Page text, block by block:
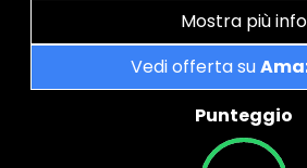
Mostra più info
Vedi offerta su
Punteggio